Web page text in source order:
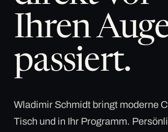
Ihren
passiert.
Wladimir Schmidt bringt moderne
Tisch und in Ihr Programm.